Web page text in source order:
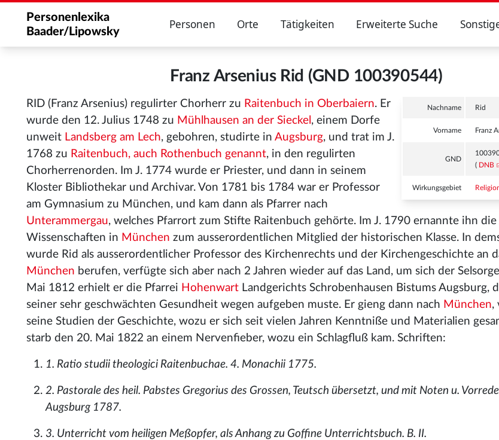
Personenlexika
Baader/Lipowsky
Personen Orte Tätigkeiten Erweiterte Suche
Franz Arsenius Rid (GND 100390544)
Nachname Rid
Vorname Franz
GND
( DNB
Wirkungsgebiet
RID (Franz Arsenius) regulirter Chorherr zu Raitenbuch in Oberbaiern. Er
wurde den 12. Julius 1748 zu Mühlhausen an der Sieckel , einem Dorfe
unweit Landsberg am Lech, gebohren, studirte in Augsburg, und trat im J.
1768 zu Raitenbuch, auch Rothenbuch genannt, in den regulirten
Chorherrenorden. Im J. 1774 wurde er Priester, und dann in seinem
Kloster Bibliothekar und Archivar. Von 1781 bis 1784 war er Professor
am Gymnasium zu München, und kam dann als Pfarrer nach
Unterammergau, welches Pfarrort zum Stifte Raitenbuch gehörte. Im J. 1790 ernannte ihn
Wissenschaften in München zum ausserordentlichen Mitglied der historischen Klasse. In
wurde Rid als ausserordentlicher Professor des Kirchenrechts und der Kirchengeschichte an
München berufen, verfügte sich aber nach 2 Jahren wieder auf das Land, um sich der
Mai 1812 erhielt er die Pfarrei Hohenwart Landgerichts Schrobenhausen Bistums Augsburg,
seiner sehr geschwächten Gesundheit wegen aufgeben muste. Er gieng dann nach München,
seine Studien der Geschichte, wozu er sich seit vielen Jahren Kenntniße und Materialien
starb den 20. Mai 1822 an einem Nervenfieber, wozu ein Schlagfluß kam. Schriften:
1. Ratio studii theologici Raitenbuchae. 4. Monachii 1775.
2. Pastorale des heil. Pabstes Gregorius des Grossen, Teutsch übersetzt, und mit Noten u.
Augsburg 1787.
3. Unterricht vom heiligen Meßopfer, als Anhang zu Goffine Unterrichtsbuch. B. II.